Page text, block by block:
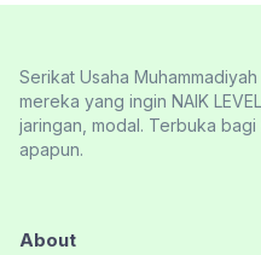
Serikat Usaha
mereka yang ingin NAIK
jaringan, modal. Terbuka
apapun.
About